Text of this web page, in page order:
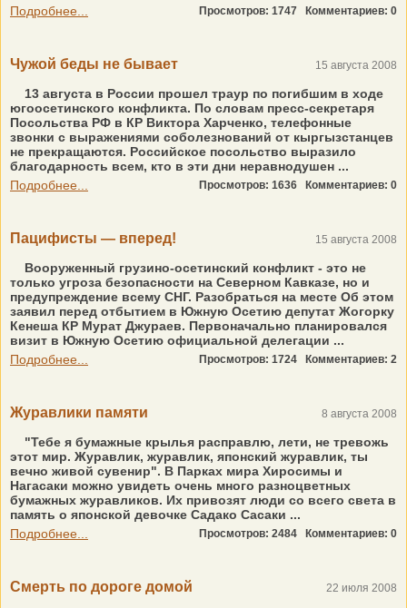
Подробнее...
Просмотров: 1747 Комментариев: 0
Чужой беды не бывает 15 августа 2008
13 августа в России прошел траур по погибшим в ходе
югоосетинского конфликта. По словам пресс-секретаря
Посольства РФ в КР Виктора Харченко, телефонные
звонки с выражениями соболезнований от кыргызстанцев
не прекращаются. Российское посольство выразило
благодарность всем, кто в эти дни неравнодушен ...
Подробнее...
Просмотров: 1636 Комментариев: 0
Пацифисты — вперед! 15 августа 2008
Вооруженный грузино-осетинский конфликт - это не
только угроза безопасности на Северном Кавказе, но и
предупреждение всему СНГ. Разобраться на месте Об этом
заявил перед отбытием в Южную Осетию депутат Жогорку
Кенеша КР Мурат Джураев. Первоначально планировался
визит в Южную Осетию официальной делегации ...
Подробнее...
Просмотров: 1724 Комментариев: 2
Журавлики памяти 8 августа 2008
"Тебе я бумажные крылья расправлю, лети, не тревожь
этот мир. Журавлик, журавлик, японский журавлик, ты
вечно живой сувенир". В Парках мира Хиросимы и
Нагасаки можно увидеть очень много разноцветных
бумажных журавликов. Их привозят люди со всего света в
память о японской девочке Садако Сасаки ...
Подробнее...
Просмотров: 2484 Комментариев: 0
Смерть по дороге домой 22 июля 2008